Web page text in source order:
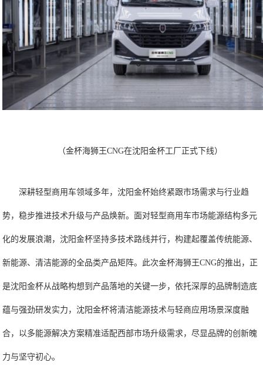
（金杯海狮王CNG在沈阳金杯工厂正式下线）
深耕轻型商用车领域多年，沈阳金杯始终紧跟市场需求与行业趋
势，稳步推进技术升级与产品焕新。面对轻型商用车市场能源结构多元
化的发展浪潮，沈阳金杯坚持多技术路线并行，构建起覆盖传统能源、
新能源、清洁能源的全品类产品矩阵。此次金杯海狮王CNG的推出，正
是沈阳金杯从战略构想到产品落地的关键一步，依托深厚的品牌制造底
蕴与强劲研发实力，沈阳金杯将清洁能源技术与轻商应用场景深度融
合，以多能源解决方案精准适配西部市场升级需求，尽显品牌的创新魄
力与坚守初心。